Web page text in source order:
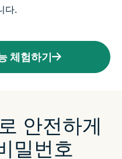
다.
체험하기
안전하게
밀번호